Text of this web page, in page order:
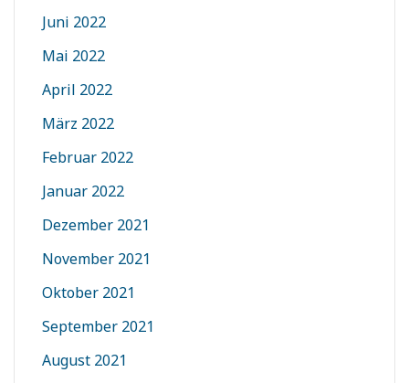
Juni 2022
Mai 2022
April 2022
März 2022
Februar 2022
Januar 2022
Dezember 2021
November 2021
Oktober 2021
September 2021
August 2021